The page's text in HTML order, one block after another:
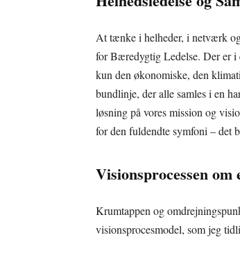
At tænke i helheder, i netværk
for Bæredygtig Ledelse. Der er
kun den økonomiske, den
bundlinje, der alle samles i en
løsning på vores mission og
for den fuldendte symfoni – det
Visionsprocessen
Krumtappen og
visionsprocesmodel, som jeg